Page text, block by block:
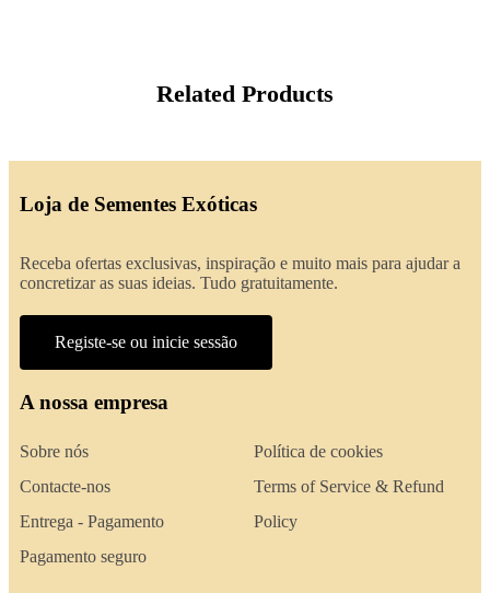
Related Products
Loja de Sementes Exóticas
Receba ofertas exclusivas, inspiração e muito mais para ajudar a
concretizar as suas ideias. Tudo gratuitamente.
Registe-se ou inicie sessão
A nossa empresa
Sobre nós
Contacte-nos
Entrega - Pagamento
Pagamento seguro
Política de cookies
Terms of Service & Refund
Policy